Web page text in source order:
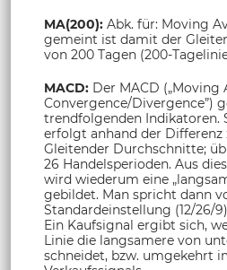
MA(200): Abk. für: Moving
gemeint ist damit der
von 200 Tagen (200-
MACD: Der MACD („Moving
Convergence/Divergence”)
trendfolgenden Indikatoren.
erfolgt anhand der Differenz
Gleitender Durchschnitte;
26 Handelsperioden. Aus
wird wiederum eine
gebildet. Man spricht dann
Standardeinstellung (12/26/
Ein Kaufsignal ergibt sich,
Linie die langsamere von
schneidet, bzw. umgekehrt